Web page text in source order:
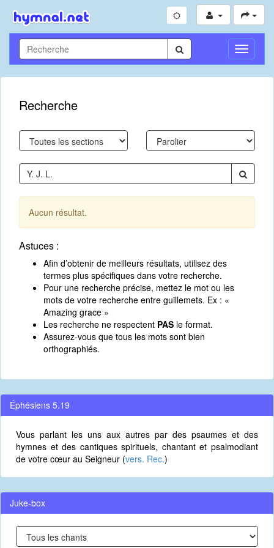
Toggle
Recherche
Aucun résultat.
Astuces :
Afin d’obtenir de meilleurs résultats, utilisez des
termes plus spécifiques dans votre recherche.
Pour une recherche précise, mettez le mot ou les
mots de votre recherche entre guillemets. Ex : «
Amazing grace »
Les recherche ne respectent PAS le format.
Assurez-vous que tous les mots sont bien
orthographiés.
Éphésiens 5.19
Vous parlant les uns aux autres par des psaumes et des
hymnes et des cantiques spirituels, chantant et psalmodiant
de votre cœur au Seigneur (vers. Rec.)
Juke-box